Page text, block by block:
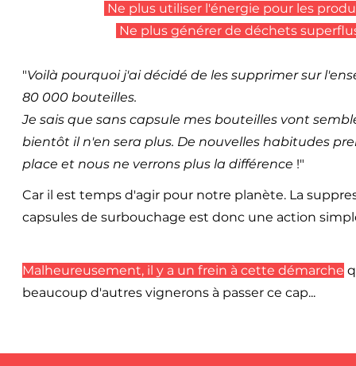
Ne plus utiliser l'énergie pour les
Ne plus générer de déchets
"Voilà pourquoi j'ai décidé de les supprimer sur
80 000 bouteilles.
Je sais que sans capsule mes bouteilles vont
bientôt il n'en sera plus. De nouvelles habitudes
place et nous ne verrons plus la différence !"
Car il est temps d'agir pour notre planète. La
capsules de surbouchage est donc une action
Malheureusement, il y a un frein à cette démarche
beaucoup d'autres vignerons à passer ce cap...